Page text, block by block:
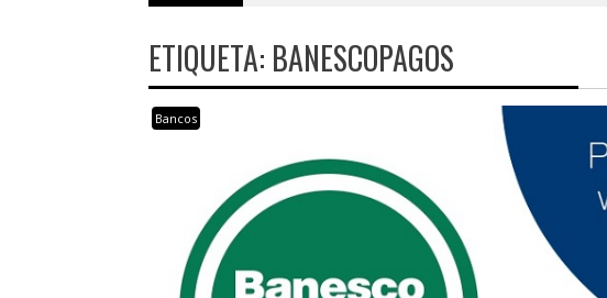
ETIQUETA: BANESCOPAGOS
Bancos